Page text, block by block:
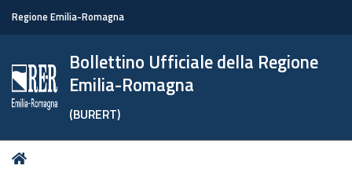
Regione Emilia-Romagna
Bollettino Ufficiale della Regione
Emilia-Romagna
(BURERT)
Tu